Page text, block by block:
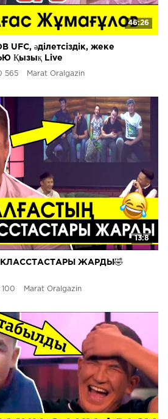
46:26
әділетсіздік, жеке
Қызық Live
565 Marat Oralgazin
13:8
КЛАССТАСТАРЫ ЖАРДЫ🤣
100 Marat Oralgazin